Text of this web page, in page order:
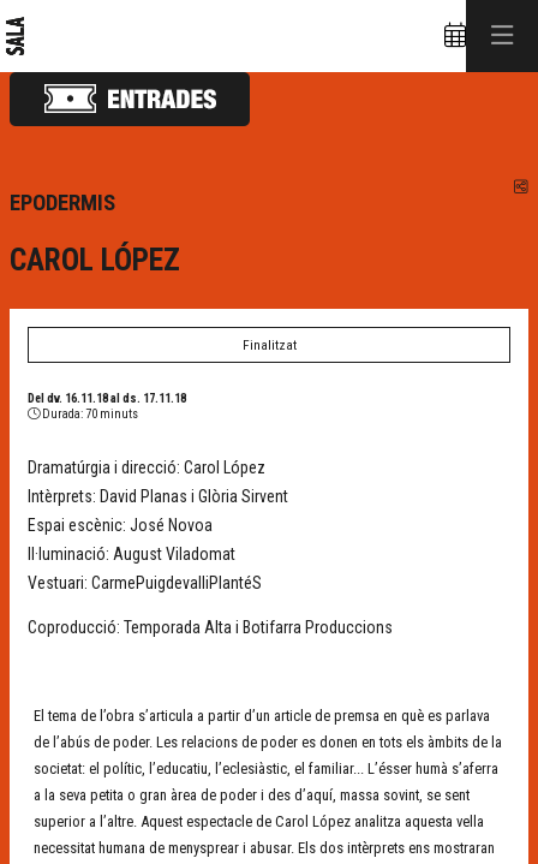
EPODERMIS
CAROL LÓPEZ
Finalitzat
Del dv. 16.11.18al ds. 17.11.18
Durada:70 minuts
Dramatúrgia i direcció: Carol López
Intèrprets: David Planas i Glòria Sirvent
Espai escènic: José Novoa
Il·luminació: August Viladomat
Vestuari: CarmePuigdevalliPlantéS
Coproducció: Temporada Alta i Botifarra Produccions
El tema de l’obra s’articula a partir d’un article de premsa en què es parlava
de l’abús de poder. Les relacions de poder es donen en tots els àmbits de la
societat: el polític, l’educatiu, l’eclesiàstic, el familiar... L’ésser humà s’aferra
a la seva petita o gran àrea de poder i des d’aquí, massa sovint, se sent
superior a l’altre. Aquest espectacle de Carol López analitza aquesta vella
necessitat humana de menysprear i abusar. Els dos intèrprets ens mostraran